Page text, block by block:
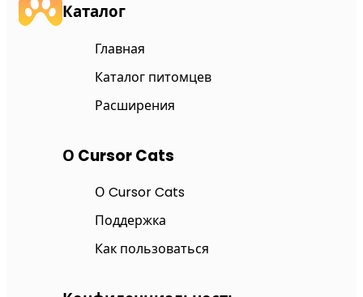
Каталог
Главная
Каталог питомцев
Расширения
О Cursor Cats
О Cursor Cats
Поддержка
Как пользоваться